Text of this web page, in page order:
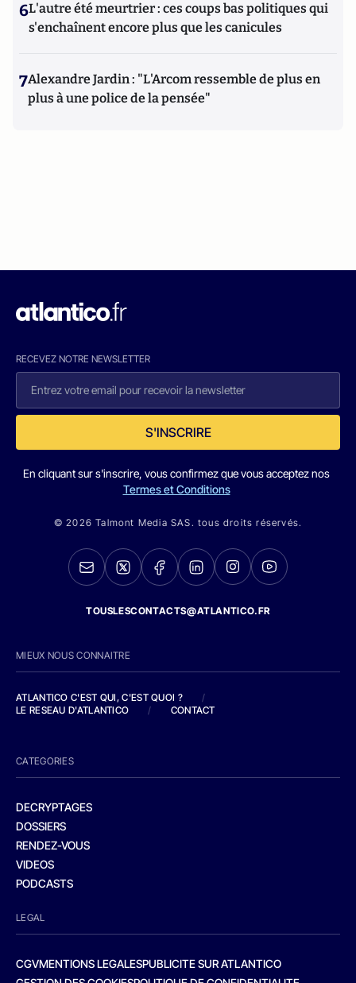
6L'autre été meurtrier : ces coups bas politiques qui
s'enchaînent encore plus que les canicules
7Alexandre Jardin : "L'Arcom ressemble de plus en
plus à une police de la pensée"
RECEVEZ NOTRE NEWSLETTER
S'INSCRIRE
En cliquant sur s'inscrire, vous confirmez que vous acceptez nos
Termes et Conditions
© 2026 Talmont Media SAS. tous droits réservés.
TOUSLESCONTACTS@ATLANTICO.FR
MIEUX NOUS CONNAITRE
ATLANTICO C'EST QUI, C'EST QUOI ?
/
LE RESEAU D'ATLANTICO
/ CONTACT
CATEGORIES
DECRYPTAGES
DOSSIERS
RENDEZ-VOUS
VIDEOS
PODCASTS
LEGAL
CGVMENTIONS LEGALESPUBLICITE SUR ATLANTICO